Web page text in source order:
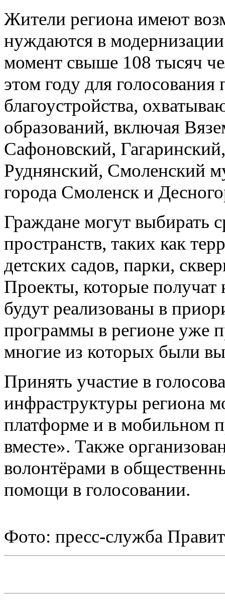
Жители региона имеют
нуждаются в
момент свыше 108 тысяч
этом году для
благоустройства,
образований, включая
Сафоновский,
Руднянский, Смоленский
города Смоленск и
Граждане могут выбирать
пространств, таких как
детских садов, парки,
Проекты, которые получат
будут реализованы в
программы в регионе уже
многие из которых были
Принять участие в
инфраструктуры региона
платформе и в мобильном
вместе». Также
волонтёрами в
помощи в голосовании.
Фото: пресс-служба